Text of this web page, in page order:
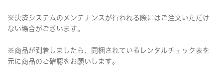
※決済システムのメンテナンスが行われる際にはご注文いただけ
ない場合がございます。
※商品が到着しましたら、同梱されているレンタルチェック表を
元に商品のご確認をお願いします。